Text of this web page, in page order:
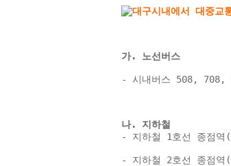
가. 노선버스
- 시내버스 508, 708,
나. 지하철
- 지하철 1호선 종점
- 지하철 2호선 종점